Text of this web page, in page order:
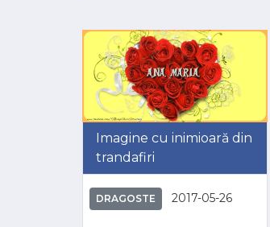
Imagine cu inimioară din
trandafiri
DRAGOSTE 2017-05-26